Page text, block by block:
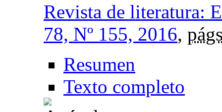
Revista de literatura:
78, Nº 155, 2016,
Resumen
Texto completo